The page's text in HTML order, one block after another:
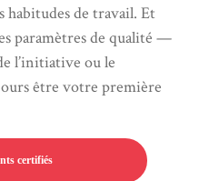
habitudes de travail. Et
paramètres de qualité —
l’initiative ou le
être votre première
certifiés